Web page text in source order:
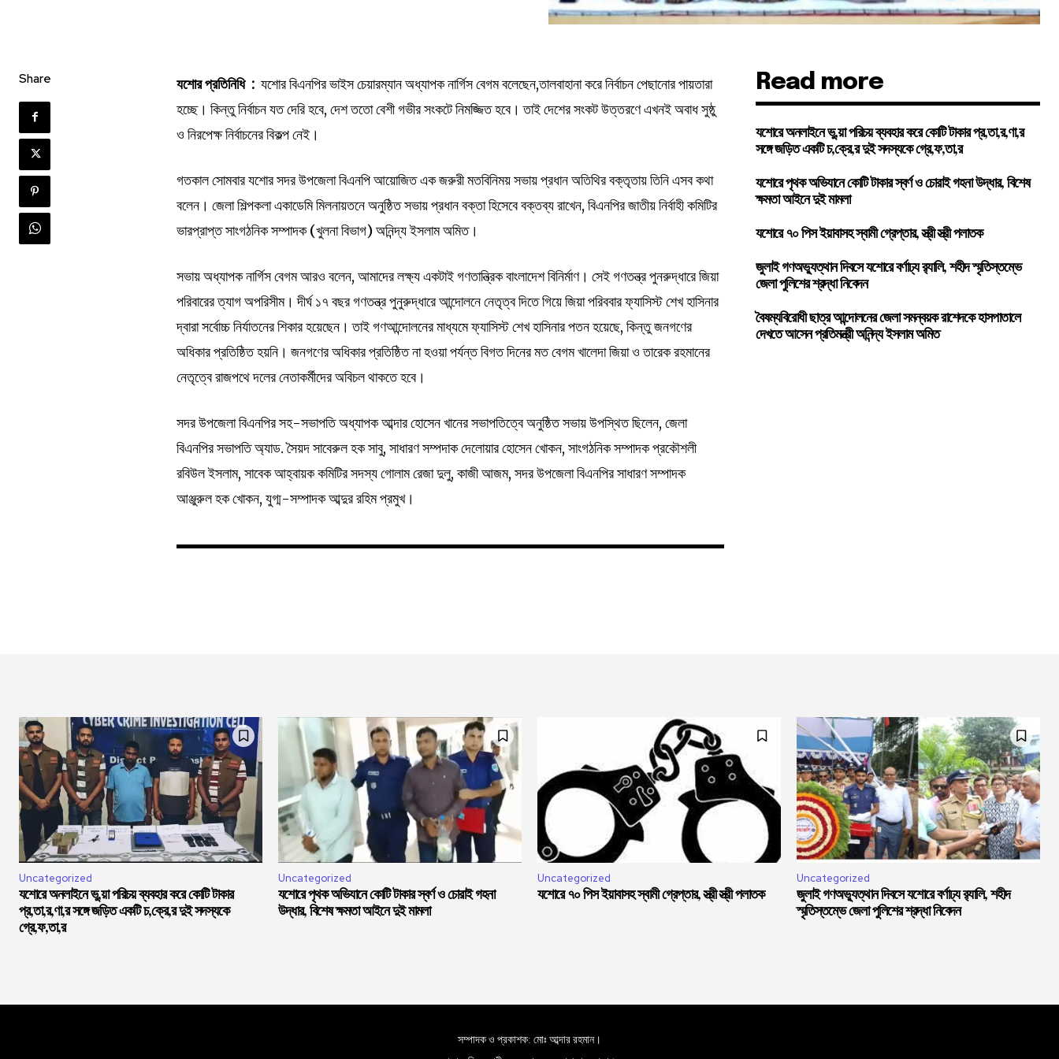
Share যশোর প্রতিনিধি :যশোর বিএনপির ভাইস চেয়ারম্যান অধ্যাপক নার্গিস বেগম বলেছেন,তালবাহানা করে নির্বাচন পেছানোর পায়তারা
হচ্ছে। কিন্তু নির্বাচন যত দেরি হবে, দেশ ততো বেশী গভীর সংকটে নিমজ্জিত হবে। তাই দেশের সংকট উত্তরণে এখনই অবাধ সুষ্ঠু
ও নিরপেক্ষ নির্বাচনের বিকল্প নেই।
গতকাল সোমবার যশোর সদর উপজেলা বিএনপি আয়োজিত এক জরুরী মতবিনিময় সভায় প্রধান অতিথির বক্তৃতায় তিনি এসব কথা
বলেন। জেলা শিল্পকলা একাডেমি মিলনায়তনে অনুষ্ঠিত সভায় প্রধান বক্তা হিসেবে বক্তব্য রাখেন, বিএনপির জাতীয় নির্বাহী কমিটির
ভারপ্রাপ্ত সাংগঠনিক সম্পাদক (খুলনা বিভাগ) অনিন্দ্য ইসলাম অমিত।
সভায় অধ্যাপক নার্গিস বেগম আরও বলেন, আমাদের লক্ষ্য একটাই গণতান্ত্রিক বাংলাদেশ বিনির্মাণ। সেই গণতন্ত্র পুনরুদ্ধারে জিয়া
পরিবারের ত্যাগ অপরিসীম। দীর্ঘ ১৭ বছর গণতন্ত্র পুনুরুদ্ধারে আন্দোলনে নেতৃত্ব দিতে গিয়ে জিয়া পরিববার ফ্যাসিস্ট শেখ হাসিনার
দ্বারা সর্বোচ্চ নির্যাতনের শিকার হয়েছেন। তাই গণআন্দোলনের মাধ্যমে ফ্যাসিস্ট শেখ হাসিনার পতন হয়েছে, কিন্তু জনগণের
অধিকার প্রতিষ্ঠিত হয়নি। জনগণের অধিকার প্রতিষ্ঠিত না হওয়া পর্যন্ত বিগত দিনের মত বেগম খালেদা জিয়া ও তারেক রহমানের
নেতৃত্বে রাজপথে দলের নেতাকর্মীদের অবিচল থাকতে হবে।
সদর উপজেলা বিএনপির সহ-সভাপতি অধ্যাপক আব্দার হোসেন খানের সভাপতিত্বে অনুষ্ঠিত সভায় উপস্থিত ছিলেন, জেলা
বিএনপির সভাপতি অ্যাড. সৈয়দ সাবেরুল হক সাবু, সাধারণ সম্পদাক দেলোয়ার হোসেন খোকন, সাংগঠনিক সম্পাদক প্রকৌশলী
রবিউল ইসলাম, সাবেক আহ্বায়ক কমিটির সদস্য গোলাম রেজা দুলু, কাজী আজম, সদর উপজেলা বিএনপির সাধারণ সম্পাদক
আঞ্জুরুল হক খোকন, যুগ্ম-সম্পাদক আব্দুর রহিম প্রমুখ।
Read more
যশোরে অনলাইনে ভু,য়া পরিচয় ব্যবহার করে কোটি টাকার প্র,তা,র,ণা,র
সঙ্গে জড়িত একটি চ,ক্রে,র দুই সদস্যকে গ্রে,ফ,তা,র
যশোরে পৃথক অভিযানে কোটি টাকার স্বর্ণ ও চোরাই গহনা উদ্ধার, বিশেষ
ক্ষমতা আইনে দুই মামলা
যশোরে ৭০ পিস ইয়াবাসহ স্বামী গ্রেপ্তার, স্ত্রী স্ত্রী পলাতক
জুলাই গণঅভ্যুত্থান দিবসে যশোরে বর্ণাঢ্য র‍্যালি, শহীদ স্মৃতিস্তম্ভে
জেলা পুলিশের শ্রদ্ধা নিবেদন
বৈষম্যবিরোধী ছাত্র আন্দোলনের জেলা সমন্বয়ক রাশেদকে হাসপাতালে
দেখতে আসেন প্রতিমন্ত্রী অনিন্দ্য ইসলাম অমিত
Uncategorized
যশোরে অনলাইনে ভু,য়া পরিচয় ব্যবহার করে কোটি টাকার
প্র,তা,র,ণা,র সঙ্গে জড়িত একটি চ,ক্রে,র দুই সদস্যকে
গ্রে,ফ,তা,র
Uncategorized
যশোরে পৃথক অভিযানে কোটি টাকার স্বর্ণ ও চোরাই গহনা
উদ্ধার, বিশেষ ক্ষমতা আইনে দুই মামলা
Uncategorized
যশোরে ৭০ পিস ইয়াবাসহ স্বামী গ্রেপ্তার, স্ত্রী স্ত্রী পলাতক
Uncategorized
জুলাই গণঅভ্যুত্থান দিবসে যশোরে বর্ণাঢ্য র‍্যালি, শহীদ
স্মৃতিস্তম্ভে জেলা পুলিশের শ্রদ্ধা নিবেদন
সম্পাদক ও প্রকাশক: মোঃ আব্দার রহমান।